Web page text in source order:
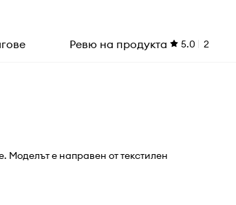
Ревю на продукта 5.0 2
Моделът е направен от текстилен